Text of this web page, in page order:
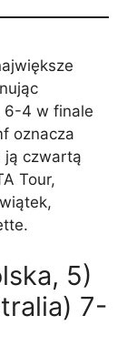
6-4 w finale
oznacza
ją czwartą
Tour,
5)
7-